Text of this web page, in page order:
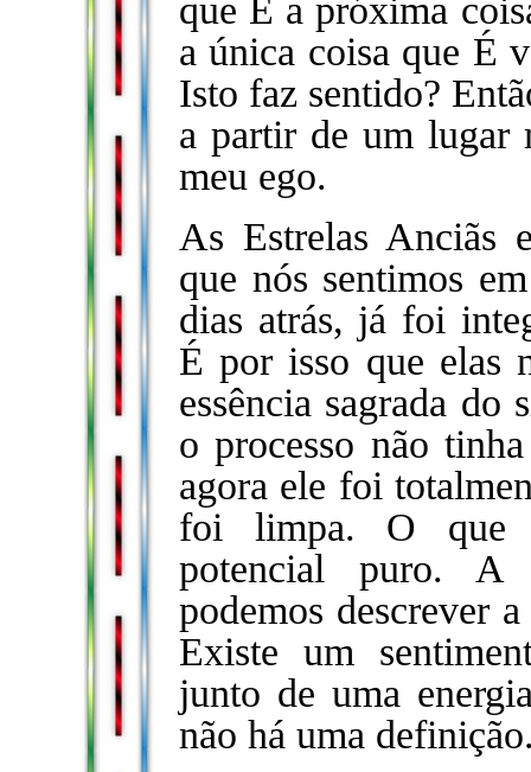
que É a próxima
a única coisa que É
Isto faz sentido?
a partir de um lugar
meu ego.
As Estrelas Anciãs
que nós sentimos
dias atrás, já foi
É por isso que elas
essência sagrada do
o processo não
agora ele foi
foi limpa. O que
potencial puro. A
podemos descrever
Existe um
junto de uma
não há uma